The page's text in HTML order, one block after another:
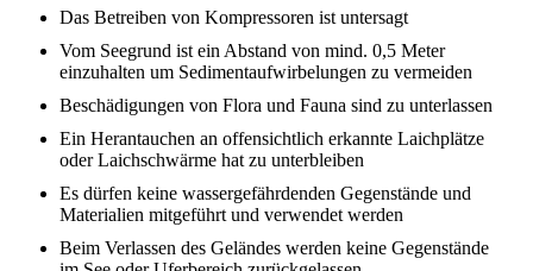
Das Betreiben von Kompressoren ist untersagt
Vom Seegrund ist ein Abstand von mind. 0,5 Meter
einzuhalten um Sedimentaufwirbelungen zu vermeiden
Beschädigungen von Flora und Fauna sind zu unterlassen
Ein Herantauchen an offensichtlich erkannte Laichplätze
oder Laichschwärme hat zu unterbleiben
Es dürfen keine wassergefährdenden Gegenstände und
Materialien mitgeführt und verwendet werden
Beim Verlassen des Geländes werden keine Gegenstände